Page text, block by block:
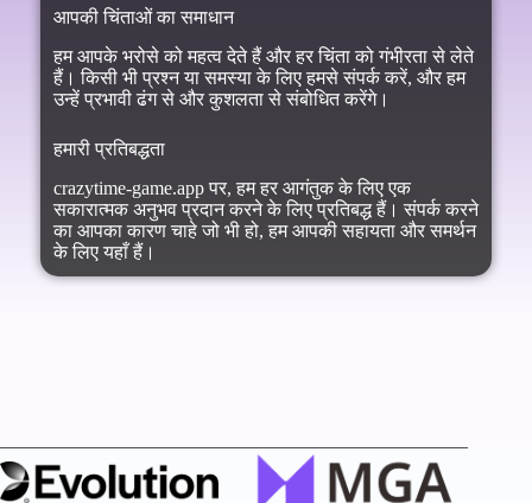
आपकी चिंताओं का समाधान
हम आपके भरोसे को महत्व देते हैं और हर चिंता को गंभीरता से लेते
हैं। किसी भी प्रश्न या समस्या के लिए हमसे संपर्क करें, और हम
उन्हें प्रभावी ढंग से और कुशलता से संबोधित करेंगे।
हमारी प्रतिबद्धता
crazytime-game.app पर, हम हर आगंतुक के लिए एक
सकारात्मक अनुभव प्रदान करने के लिए प्रतिबद्ध हैं। संपर्क करने
का आपका कारण चाहे जो भी हो, हम आपकी सहायता और समर्थन
के लिए यहाँ हैं।